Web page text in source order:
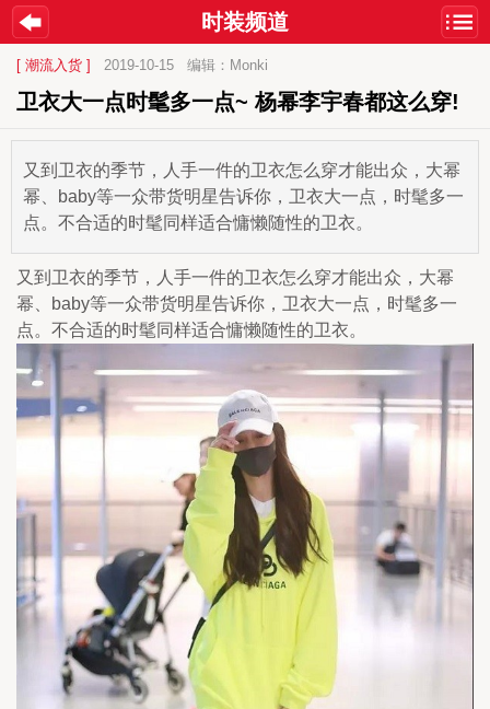
时装频道
[ 潮流入货 ] 2019-10-15 编辑：Monki
卫衣大一点时髦多一点~ 杨幂李宇春都这么穿!
又到卫衣的季节，人手一件的卫衣怎么穿才能出众，大幂
幂、baby等一众带货明星告诉你，卫衣大一点，时髦多一
点。不合适的时髦同样适合慵懒随性的卫衣。
又到卫衣的季节，人手一件的卫衣怎么穿才能出众，大幂
幂、baby等一众带货明星告诉你，卫衣大一点，时髦多一
点。不合适的时髦同样适合慵懒随性的卫衣。